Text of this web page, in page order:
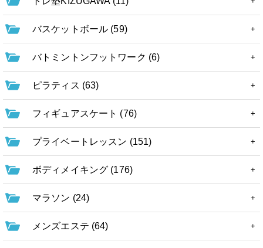
バスケットボール (59)
バトミントンフットワーク (6)
ピラティス (63)
フィギュアスケート (76)
プライベートレッスン (151)
ボディメイキング (176)
マラソン (24)
メンズエステ (64)